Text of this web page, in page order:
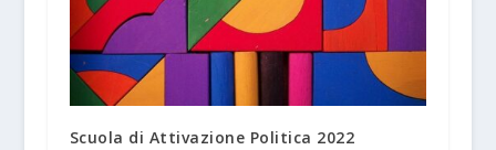
Scuola di Attivazione Politica 2022